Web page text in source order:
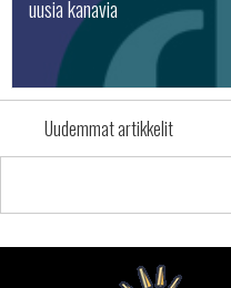
uusia kanavia
Uudemmat artikkelit